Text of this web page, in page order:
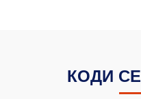
КОДИ